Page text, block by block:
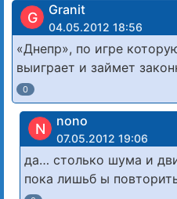
G Granit
04.05.2012 18:56
«Днепр», по игре
выиграет и займет
0
N nono
07.05.2012 19:06
да… столько шума и
пока лишьб ы